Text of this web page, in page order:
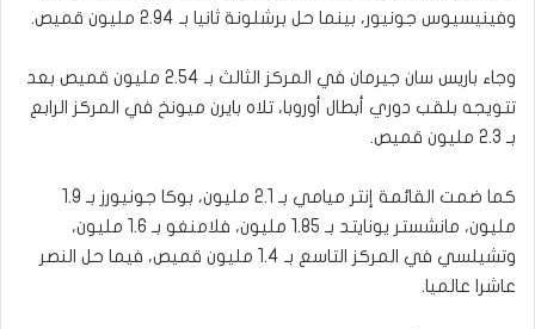
وفينيسيوس جونيور، بينما حل برشلونة ثانيا بـ 2.94 مليون قميص.
وجاء باريس سان جيرمان في المركز الثالث بـ 2.54 مليون قميص بعد
تتويجه بلقب دوري أبطال أوروبا، تلاه بايرن ميونخ في المركز الرابع
بـ 2.3 مليون قميص.
كما ضمت القائمة إنتر ميامي بـ 2.1 مليون، بوكا جونيورز بـ 1.9
مليون، مانشستر يونايتد بـ 1.85 مليون، فلامنغو بـ 1.6 مليون،
وتشيلسي في المركز التاسع بـ 1.4 مليون قميص، فيما حل النصر
عاشرا عالميا.